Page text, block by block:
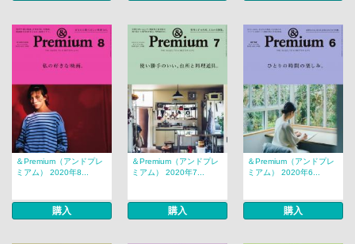
＆Premium（アンドプレ
ミアム） 2020年8...
購入
＆Premium（アンドプレ
ミアム） 2020年7...
購入
＆Premium（アンドプレ
ミアム） 2020年6...
購入